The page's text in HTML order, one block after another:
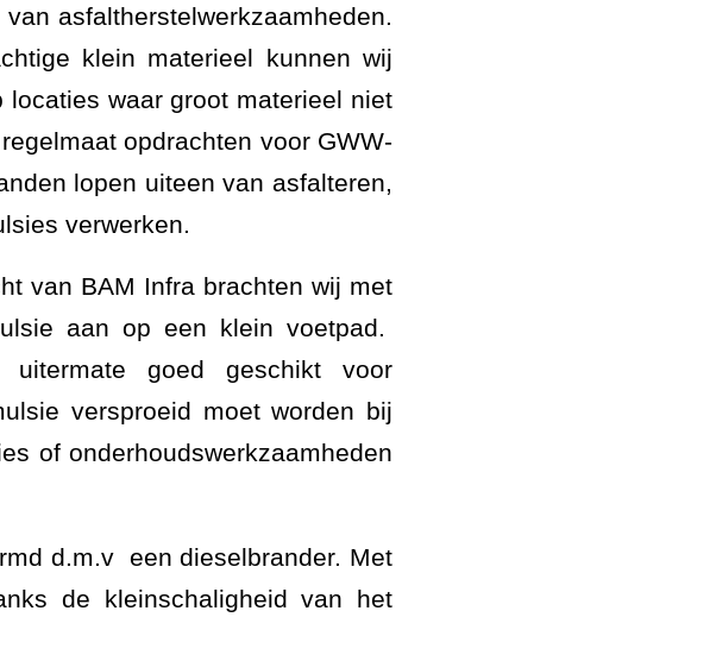
asfaltherstelwerkzaamheden.
klein materieel kunnen wij
waar groot materieel niet
opdrachten voor GWW-
lopen uiteen van asfalteren,
verwerken.
van BAM Infra brachten wij met
aan op een klein voetpad.
goed geschikt voor
versproeid moet worden bij
of onderhoudswerkzaamheden
d.m.v een dieselbrander. Met
de kleinschaligheid van het